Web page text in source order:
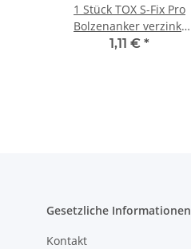
1 Stück TOX S-Fix Pro
Bolzenanker verzinkt
M12x150/54
1,11 € *
Gesetzliche Informationen
Kontakt